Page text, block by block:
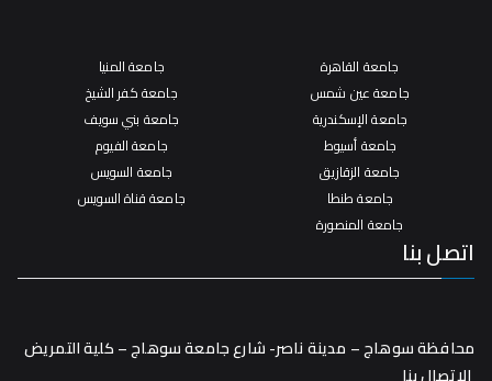
جامعة القاهرة
جامعة عين شمس
جامعة الإسكندرية
جامعة أسيوط
جامعة الزقازيق
جامعة طنطا
جامعة المنصورة
جامعة المنيا
جامعة كفر الشيخ
جامعة بني سويف
جامعة الفيوم
جامعة السويس
جامعة قناة السويس
اتصل بنا
محافظة سوهاج – مدينة ناصر- شارع جامعة سوهاج – كلية التمريض